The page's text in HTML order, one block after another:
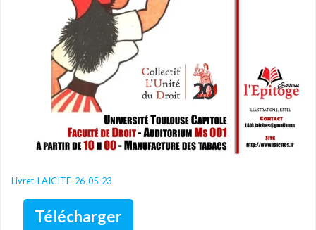
Livret-LAICITE-26-05-23
Télécharger